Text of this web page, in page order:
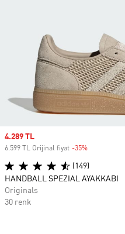
Sale price
4.289 TL
6.599 TL Orijinal fiyat -35%
(149)
HANDBALL SPEZIAL AYAKKABI
Originals
30 renk